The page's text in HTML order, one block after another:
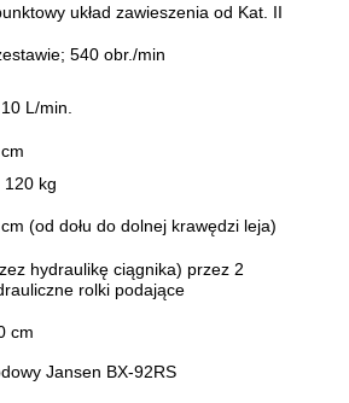
układ zawieszenia od Kat. II
540 obr./min
L/min.
120 kg
(od dołu do dolnej krawędzi leja)
hydraulikę ciągnika) przez 2
rolki podające
cm
Jansen BX-92RS